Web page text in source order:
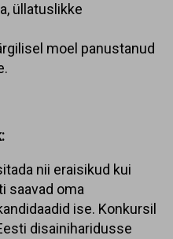
üllatuslikke
moel panustanud
nii eraisikud kui
saavad oma
ise. Konkursil
disainiharidusse